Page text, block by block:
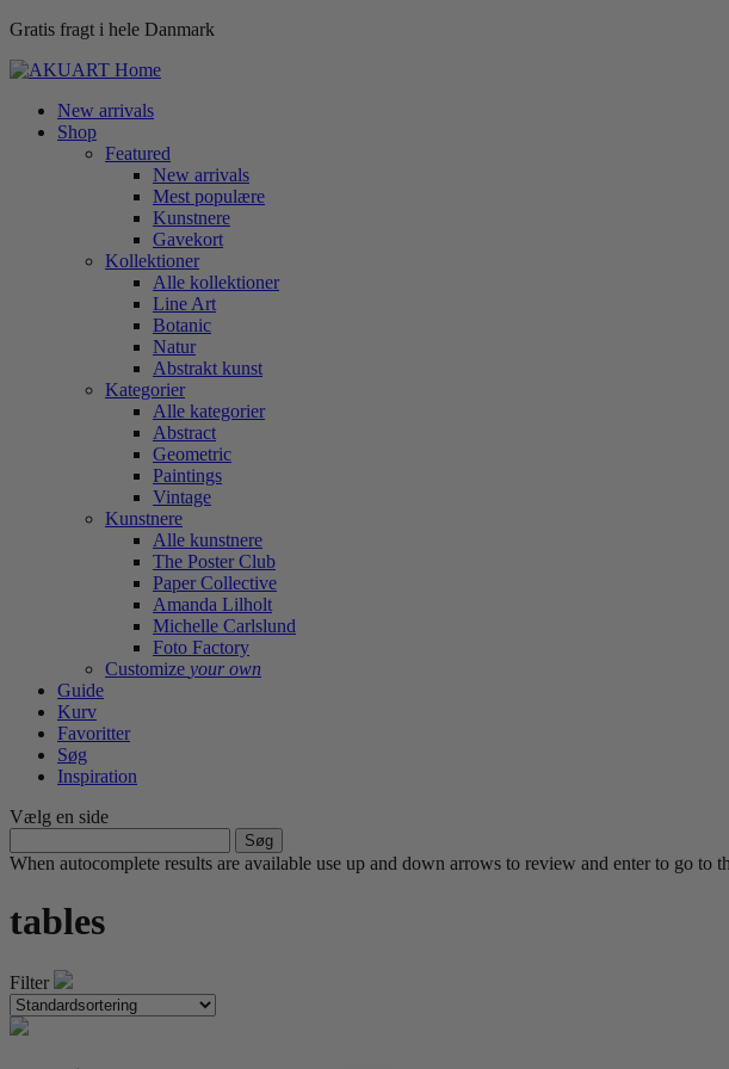
Gratis fragt i hele Danmark
New arrivals
Shop
Featured
New arrivals
Mest populære
Kunstnere
Gavekort
Kollektioner
Alle kollektioner
Line Art
Botanic
Natur
Abstrakt kunst
Kategorier
Alle kategorier
Abstract
Geometric
Paintings
Vintage
Kunstnere
Alle kunstnere
The Poster Club
Paper Collective
Amanda Lilholt
Michelle Carlslund
Foto Factory
Customize your own
Guide
Kurv
Favoritter
Søg
Inspiration
Vælg en side
efter:
When autocomplete results are available use up and down arrows to review and enter to go to
tables
Filter